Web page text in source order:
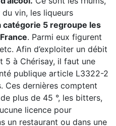
vin, les liqueurs
catégorie 5 regroupe les
. Parmi eux figurent
Afin d’exploiter un débit
5 à Chérisay, il faut une
publique article L3322-2
Ces dernières comptent
plus de 45 °, les bitters,
licence pour
un restaurant ou dans une